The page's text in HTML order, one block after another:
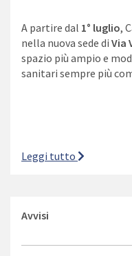
A partire dal 1° luglio,
nella nuova sede di Via
spazio più ampio e
sanitari sempre più
Leggi tutto
Avvisi